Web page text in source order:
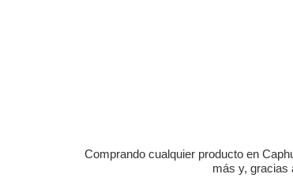
Comprando cualquier producto en
más y, gracias